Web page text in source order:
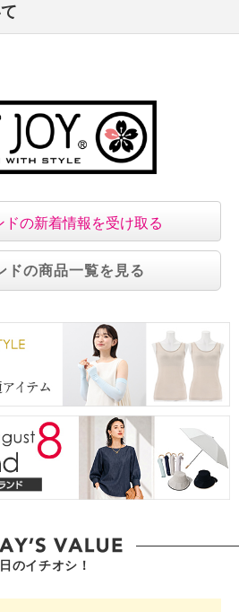
ズにより多少の差異あり）
ドの新着情報を受け取る
ドの商品一覧を見る
のイチオシ！